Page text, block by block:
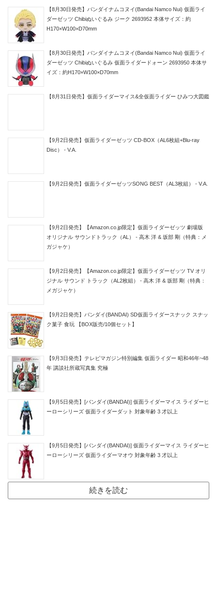
【8月30日発売】バンダイナムコヌイ(Bandai Namco Nui) 仮面ライ
ダーゼッツ Chibiぬいぐるみ ジーク 2693952 本体サイズ：約
H170×W100×D70mm
【8月30日発売】バンダイナムコヌイ(Bandai Namco Nui) 仮面ライ
ダーゼッツ Chibiぬいぐるみ 仮面ライダードォーン 2693950 本体サ
イズ：約H170×W100×D70mm
【8月31日発売】仮面ライダーマイス&全仮面ライダー ひみつ大図鑑
【9月2日発売】仮面ライダーゼッツ CD-BOX（AL6枚組+Blu-ray
Disc） - V.A.
【9月2日発売】仮面ライダーゼッツSONG BEST（AL3枚組） - V.A.
【9月2日発売】【Amazon.co.jp限定】仮面ライダーゼッツ 劇場版
オリジナル サウンドトラック（AL） - 高木 洋 & 坂部 剛（特典：メ
ガジャケ）
【9月2日発売】【Amazon.co.jp限定】仮面ライダーゼッツ TV オリ
ジナル サウンド トラック（AL2枚組） - 高木 洋 & 坂部 剛（特典：
メガジャケ）
【9月2日発売】バンダイ(BANDAI) SD仮面ライダースナック スナッ
ク菓子 食玩 【BOX販売/10個セット】
【9月3日発売】テレビマガジン特別編集 仮面ライダー 昭和46年~48
年 講談社所蔵写真集 究極
【9月5日発売】[バンダイ(BANDAI)] 仮面ライダーマイス ライダーヒ
ーローシリーズ 仮面ライダーダット 対象年齢 3 才以上
【9月5日発売】[バンダイ(BANDAI)] 仮面ライダーマイス ライダーヒ
ーローシリーズ 仮面ライダーマオウ 対象年齢 3 才以上
続きを読む